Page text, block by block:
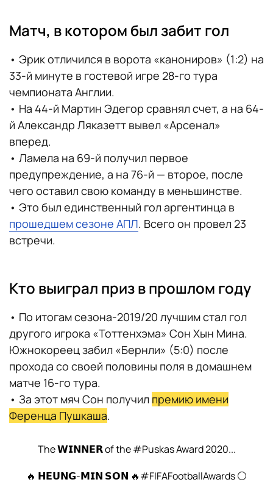
Матч, в котором был забит гол
• Эрик отличился в ворота «канониров» (1:2) на
33-й минуте в гостевой игре 28-го тура
чемпионата Англии.
• На 44-й Мартин Эдегор сравнял счет, а на 64-
й Александр Ляказетт вывел «Арсенал»
вперед.
• Ламела на 69-й получил первое
предупреждение, а на 76-й — второе, после
чего оставил свою команду в меньшинстве.
• Это был единственный гол аргентинца в
прошедшем сезоне АПЛ. Всего он провел 23
встречи.
Кто выиграл приз в прошлом году
• По итогам сезона-2019/20 лучшим стал гол
другого игрока «Тоттенхэма» Сон Хын Мина.
Южнокореец забил «Бернли» (5:0) после
прохода со своей половины поля в домашнем
матче 16-го тура.
• За этот мяч Сон получил премию имени
Ференца Пушкаша.
The 𝗪𝗜𝗡𝗡𝗘𝗥 of the#PuskasAward 2020...
🔥 𝗛𝗘𝗨𝗡𝗚-𝗠𝗜𝗡 𝗦𝗢𝗡 🔥#FIFAFootballAwards⚪️